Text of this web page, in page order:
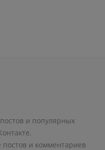
и популярных
постов и комментариев